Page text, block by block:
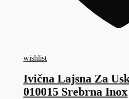
wishlist
Ivična Lajsna Za
010015 Srebrna Inox